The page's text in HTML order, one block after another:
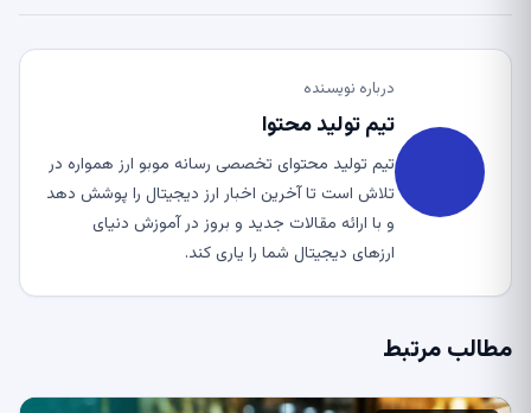
درباره نویسنده
تیم تولید محتوا
تیم تولید محتوای تخصصی رسانه موبو ارز همواره در
تلاش است تا آخرین اخبار ارز دیجیتال را پوشش دهد
و با ارائه مقالات جدید و بروز در آموزش دنیای
ارزهای دیجیتال شما را یاری کند.
مطالب مرتبط